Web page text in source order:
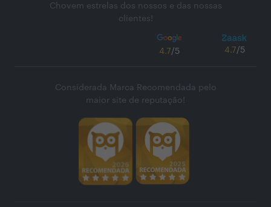
Chovem estrelas dos nossos e das nossas
clientes!
4.7/5 4.7/5
Considerada Marca Recomendada pelo
maior site de reputação!